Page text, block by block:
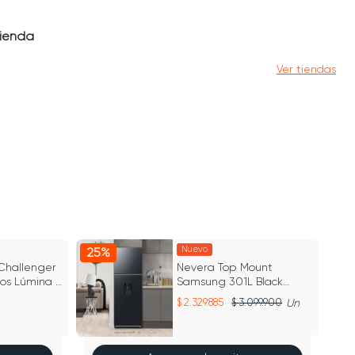
Ver tiendas
Lúmina -
25% Nuevo
Nevera Top Mount
Samsung 301L Black
Caviar
2.329.885 3.099.900 Un